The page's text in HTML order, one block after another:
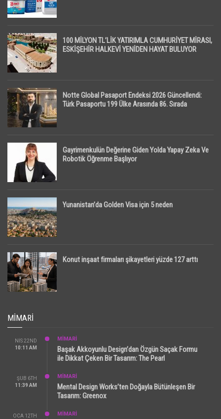
100 MİLYON TL’LİK YATIRIMLA CUMHURİYET MİRASI,
ESKİŞEHİR HALKEVİ YENİDEN HAYAT BULUYOR
Notte Global Pasaport Endeksi 2026 Güncellendi:
Türk Pasaportu 199 Ülke Arasında 86. Sırada
Gayrimenkulün Değerine Giden Yolda Yapay Zeka Ve
Robotik Öğrenme Başlıyor
Yunanistan’da Golden Visa için 5 neden
Konut inşaat firmaları şikayetleri yüzde 127 arttı
MIMARI
NIS 22ND
10:11 AM
MİMARİ
Başak Akkoyunlu Design’dan Özgün Saçak Formu
ile Dikkat Çeken Bir Tasarım: The Pearl
ŞUB 6TH
11:39 AM
MİMARİ
Mental Design Works’ten Doğayla Bütünleşen Bir
Tasarım: Greenox
OCA 12TH
MİMARİ